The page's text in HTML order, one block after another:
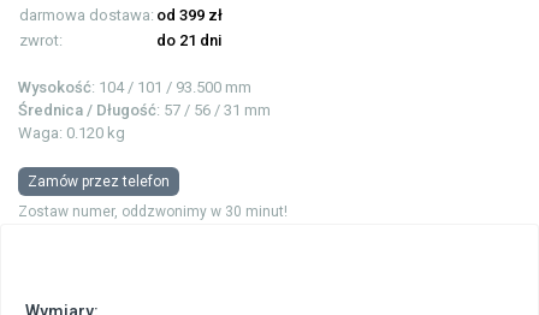
darmowa dostawa: od 399 zł
zwrot:
do 21 dni
Wysokość: 104 / 101 / 93.500 mm
Średnica / Długość: 57 / 56 / 31 mm
Waga: 0.120 kg
Zamów przez telefon
Zostaw numer, oddzwonimy w 30 minut!